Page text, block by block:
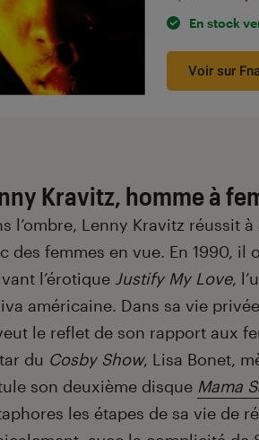
En stock
Voir sur
Kravitz, homme à
l’ombre, Lenny Kravitz réussit
des femmes en vue. En 1990, il
l’érotique Justify My Love,
américaine. Dans sa vie
le reflet de son rapport aux
du Cosby Show, Lisa Bonet,
son deuxième disque Mama
les étapes de sa vie de